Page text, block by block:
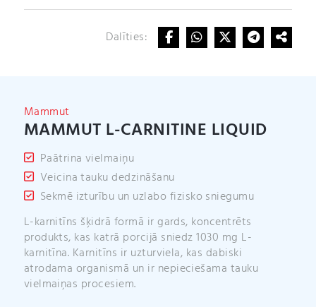
e
r
n
e
:
Dalīties:
Mammut
MAMMUT L-CARNITINE LIQUID
Paātrina vielmaiņu
Veicina tauku dedzināšanu
Sekmē izturību un uzlabo fizisko sniegumu
L-karnitīns šķidrā formā ir gards, koncentrēts
produkts, kas katrā porcijā sniedz 1030 mg L-
karnitīna. Karnitīns ir uzturviela, kas dabiski
atrodama organismā un ir nepieciešama tauku
vielmaiņas procesiem.